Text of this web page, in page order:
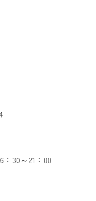
：30～21：00